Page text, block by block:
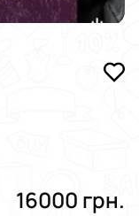
16000 грн.